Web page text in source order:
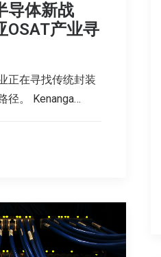
导体新战
OSAT产业寻
正在寻找传统封装
径。 Kenanga…